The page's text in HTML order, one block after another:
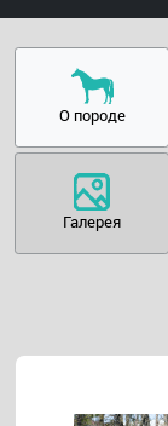
О породе
Галерея